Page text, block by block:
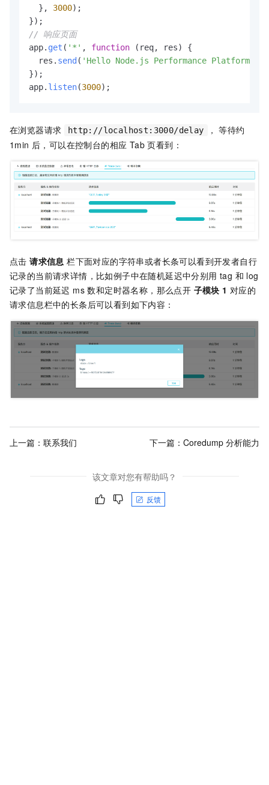
  },
3000);
// 响应页面
app. get ( '*' , function ( req, res) {
  res.
send ( 'Hello Node.js Performance Platform!'
});
app. listen(3000);
在浏览器请求 http://localhost:3000/delay
， 等待约
1min 后，可以在控制台的相应 Tab 页看到：
点击请求信息 栏下面对应的字符串或者长条可以看到开发者自行
记录的当前请求详情，比如例子中在随机延迟中分别用 tag 和 log
记录了当前延迟 ms 数和定时器名称，那么点开 子模块 1 对应的
请求信息栏中的长条后可以看到如下内容：
上一篇： 联系我们 下一篇： Coredump 分析能力
该文章对您有帮助吗？
反馈